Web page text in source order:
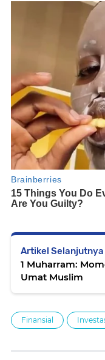
Artikel Selanjutnya
1 Muharram:
Umat Muslim
Finansial